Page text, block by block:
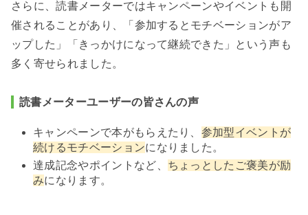
さらに、読書メーターではキャンペーンやイベントも開
催されることがあり、「参加するとモチベーションがア
ップした」「きっかけになって継続できた」という声も
多く寄せられました。
読書メーターユーザーの皆さんの声
キャンペーンで本がもらえたり、 参加型イベントが
続けるモチベーションになりました。
達成記念やポイントなど、 ちょっとしたご褒美が励
みになります。